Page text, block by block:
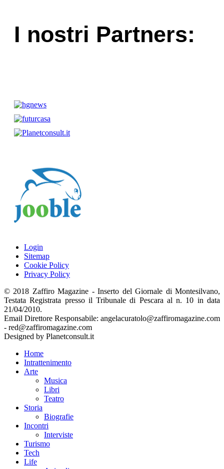
I nostri Partners:
Login
Sitemap
Cookie Policy
Privacy Policy
© 2018 Zaffiro Magazine - Inserto del Giornale di Montesilvano,
Testata Registrata presso il Tribunale di Pescara al n. 10 in data
21/04/2010.
Email Direttore Responsabile: angelacuratolo@zaffiromagazine.com
- red@zaffiromagazine.com
Designed by Planetconsult.it
Home
Intrattenimento
Arte
Musica
Libri
Teatro
Storia
Biografie
Incontri
Interviste
Turismo
Tech
Life